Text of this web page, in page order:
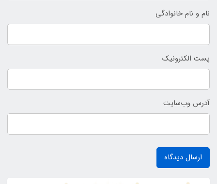
نام و نام خانوادگی
پست الکترونیک
آدرس وب‌سایت
ارسال دیدگاه